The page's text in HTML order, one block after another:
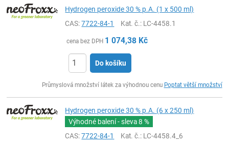
Hydrogen peroxide 30 % p.A. (1 x 500 ml)
CAS:7722-84-1 Kat. č.: LC-4458.1
cena bez DPH 1 074,38 Kč
Do košíku
Průmyslová množství látek za výhodnou cenu Poptat větší množství
Hydrogen peroxide 30 % p.A. (6 x 250 ml)
Výhodné balení - sleva8 %
CAS:7722-84-1 Kat. č.: LC-4458.4_6